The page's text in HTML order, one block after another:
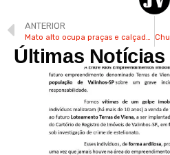
ANTERIOR
Últimas Notícias